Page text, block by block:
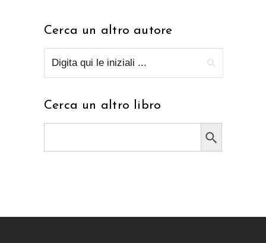
Cerca un altro autore
Cerca un altro libro
Search Button